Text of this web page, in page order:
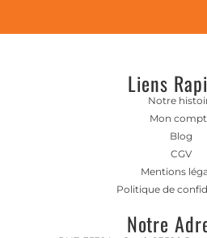
Liens
Notre
Mon
Blog
CGV
Mentions
Politique de
Notre